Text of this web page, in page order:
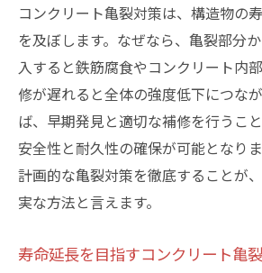
コンクリート亀裂対策は、構造物の
を及ぼします。なぜなら、亀裂部分
入すると鉄筋腐食やコンクリート内
修が遅れると全体の強度低下につな
ば、早期発見と適切な補修を行うこ
安全性と耐久性の確保が可能となりま
計画的な亀裂対策を徹底することが
実な方法と言えます。
寿命延長を目指すコンクリート亀